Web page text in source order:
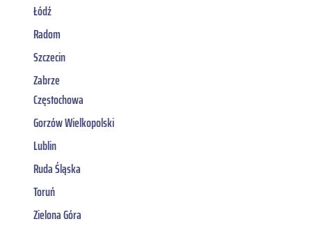
Łódź
Radom
Szczecin
Zabrze
Częstochowa
Gorzów Wielkopolski
Lublin
Ruda Śląska
Toruń
Zielona Góra